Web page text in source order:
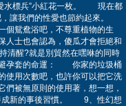
愛水標兵”小紅花一枚。 現在都
，讓我們的性愛也節約起來。
鴛鴦浴吧，不尊重植物的生
士也會認為，傻瓜才會拒絕和
清醒?就是別貿然在嘿咻的同時
避孕套的命運： 你家的垃圾桶
使用次數吧，也許你可以把它洗
被無原則的使用著，想一想，
成新的事後習慣。 9、性幻想